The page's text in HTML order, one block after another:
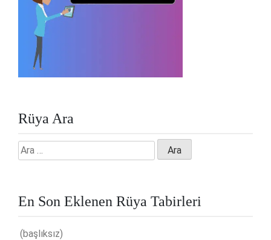
Rüya Ara
Arama:
En Son Eklenen Rüya Tabirleri
(başlıksız)